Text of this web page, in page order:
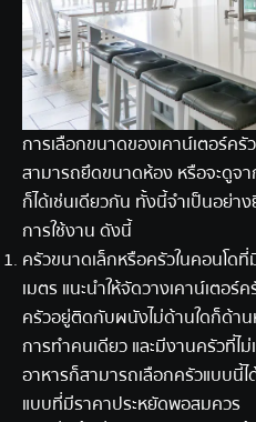
การเลือกขนาดของเคาน์เตอร์ค
สามารถยึดขนาดห้อง หรือจะดูจ
ก็ได้เช่นเดียวกัน ทั้งนี้จำเป็นอย่า
การใช้งาน ดังนี้
ครัวขนาดเล็กหรือครัวในคอนโ
เมตร แนะนำให้จัดวางเคาน์เตอร์
ครัวอยู่ติดกับผนังไม่ด้านใดก็ด้าน
การทำคนเดียว และมีงานครัวที่ไ
อาหารก็สามารถเลือกครัวแบบนี้ไ
แบบที่มีราคาประหยัดพอสมควร